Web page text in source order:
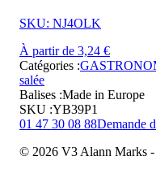
SKU: NJ4OLK
À partir de 3,24 €
Catégories :
salée
Balises :Made in Europe
SKU :YB39P1
01 47 30 08 88Demande
© 2026 V3 Alann Marks -